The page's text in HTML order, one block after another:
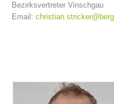
Contakt
Bezirksvertreter Vinschgau
Email: